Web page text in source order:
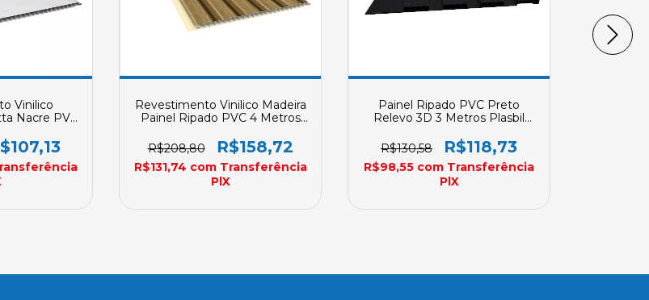
Vinilico
Nacre PVC
10mm Sob
Revestimento Vinilico Madeira
Painel Ripado PVC 4 Metros
10mm Sob Encomenda
R$208,80 R$158,72
R$131,74 com Transferência
PlX
Painel Ripado PVC Preto
Relevo 3D 3 Metros Plasbil
R$130,58
R$118,73
R$98,55 com Transferência
PlX